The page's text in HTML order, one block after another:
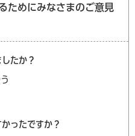
ためにみなさまのご意見
たか？
ったですか？